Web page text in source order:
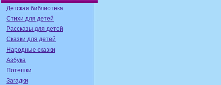
Детская библиотека
Стихи для детей
Рассказы для детей
Сказки для детей
Народные сказки
Азбука
Потешки
Загадки